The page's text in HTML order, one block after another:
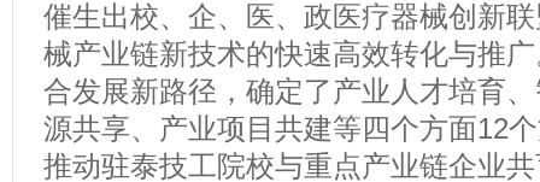
催生出校、企、医、政医疗器械创新
械产业链新技术的快速高效转化与推广
合发展新路径，确定了产业人才培育
源共享、产业项目共建等四个方面12
推动驻泰技工院校与重点产业链企业